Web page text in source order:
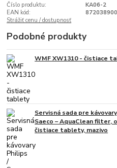
Číslo produktu:
KA06-2
EAN kód:
Strážiť cenu / dostupnosť
Podobné produkty
WMF XW1310 - čistiace
Servisná sada pre
Saeco – AquaClean filter,
čistiace tablety, mazivo